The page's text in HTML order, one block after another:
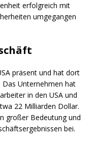
erfolgreich mit
umgegangen
präsent und hat dort
Unternehmen hat
in den USA und
22 Milliarden Dollar.
großer Bedeutung und
bei.